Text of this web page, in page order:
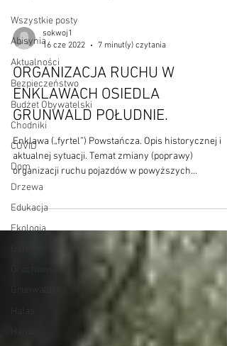
Wszystkie posty
Abisynia
Aktualności
Bezpieczeństwo
Budżet Obywatelski
Chodniki
COVID
Dom
Drzewa
Edukacja
Ekologia
sokwoj1
16 cze 2022
7 minut(y) czytania
ORGANIZACJA RUCHU W
ENKLAWACH OSIEDLA
GRUNWALD POŁUDNIE.
Enklawa („fyrtel”) Powstańcza. Opis historycznej i
aktualnej sytuacji. Temat zmiany (poprawy)
organizacji ruchu pojazdów w powyższych...